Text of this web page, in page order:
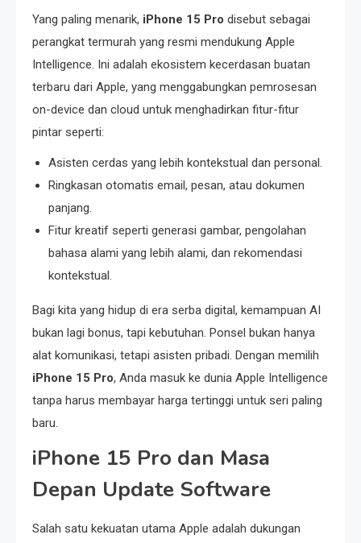
Yang paling menarik, iPhone 15 Pro disebut sebagai
perangkat termurah yang resmi mendukung Apple
Intelligence. Ini adalah ekosistem kecerdasan buatan
terbaru dari Apple, yang menggabungkan pemrosesan
on-device dan cloud untuk menghadirkan fitur-fitur
pintar seperti:
Asisten cerdas yang lebih kontekstual dan personal.
Ringkasan otomatis email, pesan, atau dokumen
panjang.
Fitur kreatif seperti generasi gambar, pengolahan
bahasa alami yang lebih alami, dan rekomendasi
kontekstual.
Bagi kita yang hidup di era serba digital, kemampuan AI
bukan lagi bonus, tapi kebutuhan. Ponsel bukan hanya
alat komunikasi, tetapi asisten pribadi. Dengan memilih
iPhone 15 Pro, Anda masuk ke dunia Apple Intelligence
tanpa harus membayar harga tertinggi untuk seri paling
baru.
iPhone 15 Pro dan Masa
Depan Update Software
Salah satu kekuatan utama Apple adalah dukungan